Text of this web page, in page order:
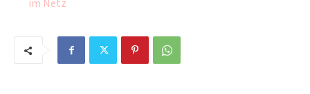
im Netz